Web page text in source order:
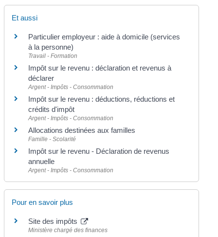
Et aussi
Particulier employeur : aide à domicile (services
à la personne)
Travail - Formation
Impôt sur le revenu : déclaration et revenus à
déclarer
Argent - Impôts - Consommation
Impôt sur le revenu : déductions, réductions et
crédits d'impôt
Argent - Impôts - Consommation
Allocations destinées aux familles
Famille - Scolarité
Impôt sur le revenu - Déclaration de revenus
annuelle
Argent - Impôts - Consommation
Pour en savoir plus
Site des impôts
Ministère chargé des finances